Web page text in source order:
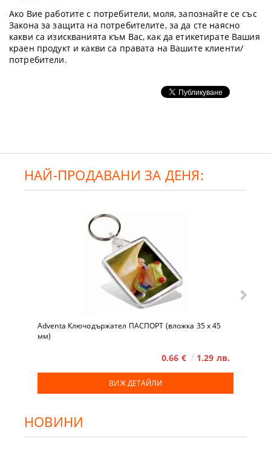
Ако Вие работите с потребители, моля, запознайте се със
Закона за защита на потребителите, за да сте наясно
какви са изискванията към Вас, как да етикетирате Вашия
краен продукт и какви са правата на Вашите клиенти/
потребители.
НАЙ-ПРОДАВАНИ ЗА ДЕНЯ:
Adventa Ключодържател ПАСПОРТ (вложка 35 x 45
мм)
0.66 € 1.29 лв.
ВИЖ ДЕТАЙЛИ
НОВИНИ